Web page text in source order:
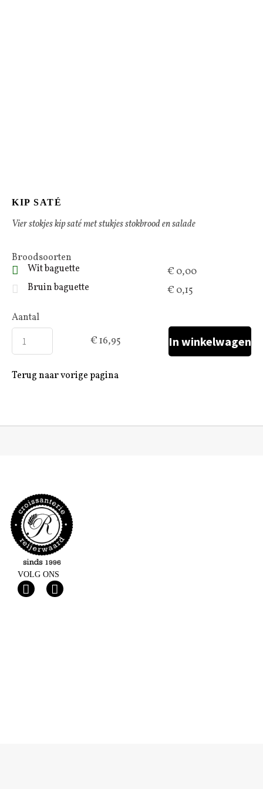
KIP SATÉ
Vier stokjes kip saté met stukjes stokbrood en salade
Broodsoorten
Wit baguette
€ 0,00
Bruin baguette
€ 0,15
Aantal
€ 16,95
Terug naar vorige pagina
VOLG ONS